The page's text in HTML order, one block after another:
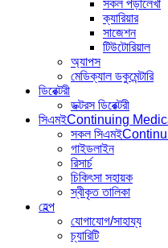
সকল পড়ালেখা
ক্যারিয়ার
সাজেশন
টিউটোরিয়াল
অ্যাপস
মেডিক্যাল ডকুমেন্টারি
ডিরেক্টরী
ডক্টরস ডিরেক্টরী
সিএমইContinuing
সকল সিএমই
গাইডলাইন
রিসার্চ
চিকিৎসা সহায়ক
স্বীকৃত তালিকা
হেল্প
যোগাযোগ/সাহায্য
চ্যারিটি